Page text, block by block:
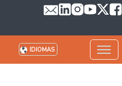
IDIOMAS